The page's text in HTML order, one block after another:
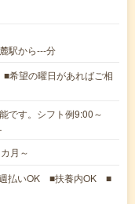
駅から---分
希望の曜日があればご相
です。シフト例9:00～
月～
払いOK ■扶養内OK ■